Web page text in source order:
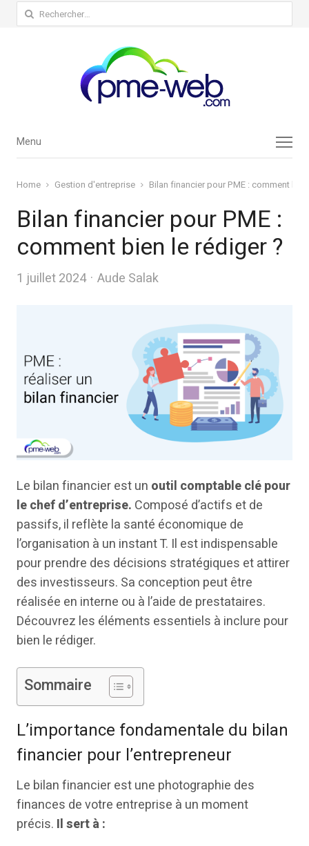
Rechercher :
Menu
Menu
Home Gestion d'entreprise Bilan financier pour PME : comment
Bilan financier pour PME :
comment bien le rédiger ?
1 juillet 2024 Author
Aude Salak
Le bilan financier est un outil comptable clé pour
le chef d’entreprise. Composé d’actifs et de
passifs, il reflète la santé économique de
l’organisation à un instant T. Il est indispensable
pour prendre des décisions stratégiques et attirer
des investisseurs. Sa conception peut être
réalisée en interne ou à l’aide de prestataires.
Découvrez les éléments essentiels à inclure pour
bien le rédiger.
Sommaire
L’importance fondamentale du bilan
financier pour l’entrepreneur
Le bilan financier est une photographie des
finances de votre entreprise à un moment
précis. Il sert à :